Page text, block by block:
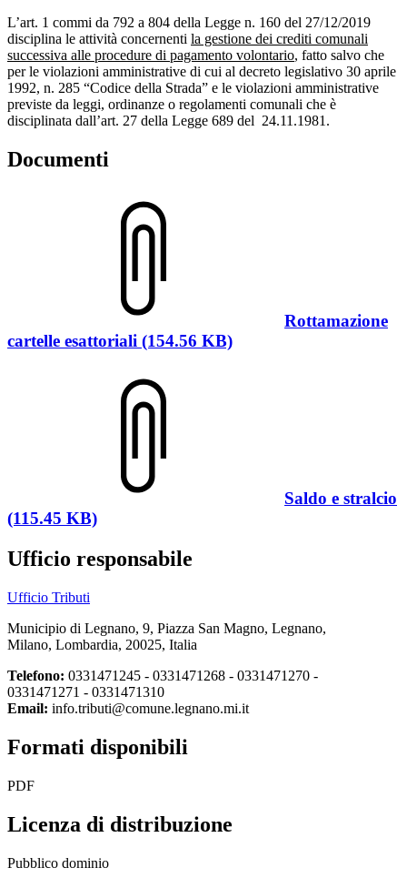
L’art. 1 commi da 792 a 804 della Legge n. 160 del 27/12/2019
disciplina le attività concernenti la gestione dei crediti comunali
successiva alle procedure di pagamento volontario, fatto salvo che
per le violazioni amministrative di cui al decreto legislativo 30 aprile
1992, n. 285 “Codice della Strada” e le violazioni amministrative
previste da leggi, ordinanze o regolamenti comunali che è
disciplinata dall’art. 27 della Legge 689 del 24.11.1981.
Documenti
Rottamazione
cartelle esattoriali (154.56 KB)
Saldo e stralcio
(115.45 KB)
Ufficio responsabile
Ufficio Tributi
Municipio di Legnano, 9, Piazza San Magno, Legnano,
Milano, Lombardia, 20025, Italia
Telefono: 0331471245 - 0331471268 - 0331471270 -
0331471271 - 0331471310
Email: info.tributi@comune.legnano.mi.it
Formati disponibili
PDF
Licenza di distribuzione
Pubblico dominio